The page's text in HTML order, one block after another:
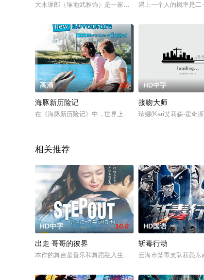
大木琢郎（塚地武雅饰）是一家小餐馆的店长，虽然待人和
遇上一个人的概率是
高清 3.0
海豚新历险记
在《海豚新历险记》中，世界上最受人喜爱的海豚将带你乘
HD中字
接吻大师
珍娜(Kari艾莉森·霍奇
相关推荐
HD中字 10.0
出走 哥哥的彼界
本作的舞台是音乐和舞蹈融入生活的冲绳。与母亲朱音、妹
HD国语
斩毒行动
云海市禁毒支队获悉东